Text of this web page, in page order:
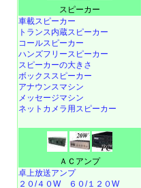
スピーカー
車載スピーカー
トランス内蔵スピーカー
コールスピーカー
ハンズフリースピーカー
スピーカーの大きさ
ボックススピーカー
アナウンスマシン
メッセージマシン
ネットカメラ用スピーカー
ＡＣアンプ
卓上放送アンプ
２０/４０W
６０/１２０W